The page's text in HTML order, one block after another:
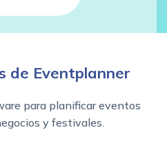
de Eventplanner
para planificar eventos
y festivales.